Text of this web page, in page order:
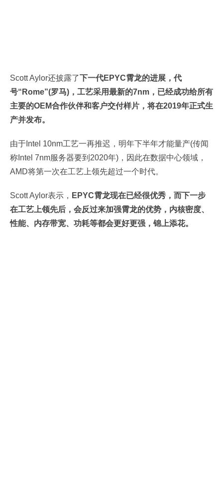
Scott Aylor还披露了下一代EPYC霄龙的进展，代
号“Rome”(罗马)，工艺采用最新的7nm，已经成功给所有
主要的OEM合作伙伴和客户交付样片，将在2019年正式生
产并发布。
由于Intel 10nm工艺一再推迟，明年下半年才能量产(传闻
称Intel 7nm服务器要到2020年)，因此在数据中心领域，
AMD将第一次在工艺上领先超过一个时代。
Scott Aylor表示， EPYC霄龙现在已经很优秀，而下一步
在工艺上领先后，会反过来加强霄龙的优势，内核密度、
性能、内存带宽、功耗等都会更好更强，锦上添花。